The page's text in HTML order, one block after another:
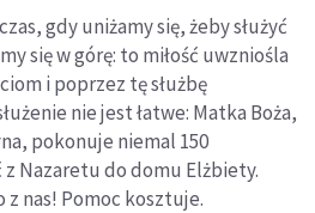
gdy uniżamy się, żeby służyć
się w górę: to miłość uwzniośla
i poprzez tę służbę
nie jest łatwe: Matka Boża,
pokonuje niemal 150
Nazaretu do domu Elżbiety.
nas! Pomoc kosztuje.